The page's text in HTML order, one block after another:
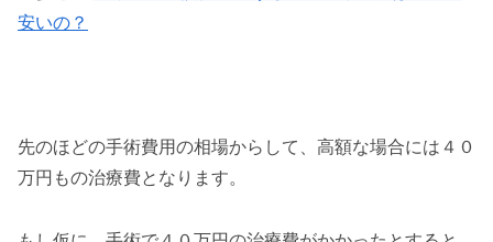
安いの？
先のほどの手術費用の相場からして、高額な場合には４０
万円もの治療費となります。